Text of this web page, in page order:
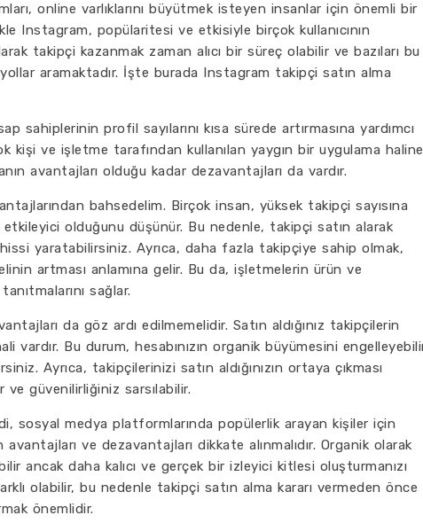
online varlıklarını büyütmek isteyen insanlar için önemli bir
Instagram, popülaritesi ve etkisiyle birçok kullanıcının
takipçi kazanmak zaman alıcı bir süreç olabilir ve bazıları bu
aramaktadır. İşte burada Instagram takipçi satın alma
sahiplerinin profil sayılarını kısa sürede artırmasına yardımcı
ve işletme tarafından kullanılan yaygın bir uygulama haline
avantajları olduğu kadar dezavantajları da vardır.
bahsedelim. Birçok insan, yüksek takipçi sayısına
olduğunu düşünür. Bu nedenle, takipçi satın alarak
hissi yaratabilirsiniz. Ayrıca, daha fazla takipçiye sahip olmak,
artması anlamına gelir. Bu da, işletmelerin ürün ve
sağlar.
da göz ardı edilmemelidir. Satın aldığınız takipçilerin
vardır. Bu durum, hesabınızın organik büyümesini
Ayrıca, takipçilerinizi satın aldığınızın ortaya çıkması
ve güvenilirliğiniz sarsılabilir.
sosyal medya platformlarında popülerlik arayan kişiler için
ve dezavantajları dikkate alınmalıdır. Organik olarak
ancak daha kalıcı ve gerçek bir izleyici kitlesi oluşturmanızı
olabilir, bu nedenle takipçi satın alma kararı vermeden önce
önemlidir.